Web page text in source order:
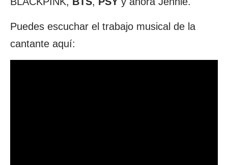
Puedes escuchar el trabajo musical de la
cantante aquí: